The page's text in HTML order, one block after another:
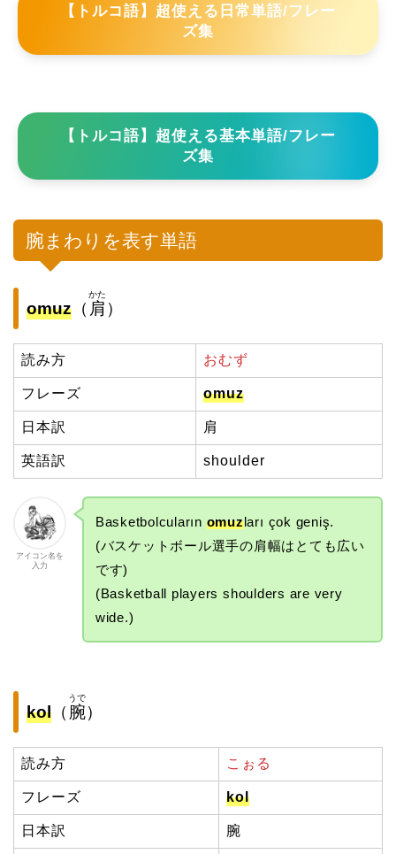
【トルコ語】超使える日常単語/フレー
ズ集
【トルコ語】超使える基本単語/フレー
ズ集
腕まわりを表す単語
omuz （ 肩
かた
）
読み方 おむず
フレーズ omuz
日本訳 肩
英語訳 shoulder
アイコン名を
入力
Basketbolcuların omuzları çok geniş.
(バスケットボール選手の肩幅はとても広い
です)
(Basketball players shoulders are very
wide.)
kol （ 腕
うで
）
読み方 こぉる
フレーズ kol
日本訳 腕